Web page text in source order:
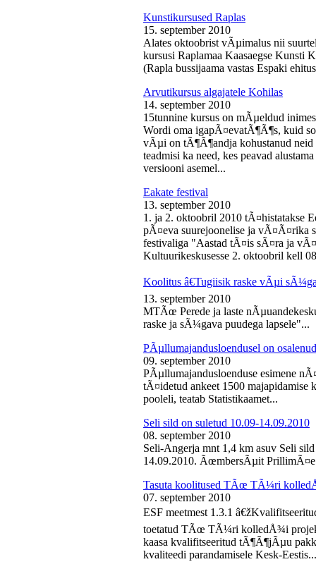
Kunstikursused Raplas
15. september 2010
Alates oktoobrist vÃµimalus nii
kursusi Raplamaa Kaasaegse Kunsti
(Rapla bussijaama vastas Espaki
Arvutikursus algajatele Kohilas
14. september 2010
15tunnine kursus on mÃµeldud
Wordi oma igapÃ¤evatÃ¶Ã¶s, kuid
vÃµi on tÃ¶Ã¶andja kohustanud neid
teadmisi ka need, kes peavad
versiooni asemel...
Eakate festival
13. september 2010
1. ja 2. oktoobril 2010 tÃ¤histatakse
pÃ¤eva suurejoonelise ja vÃ¤Ã¤rika
festivaliga "Aastad tÃ¤is sÃ¤ra ja
Kultuurikeskusesse 2. oktoobril kell
Koolitus â€Tugiisik raske vÃµi
13. september 2010
MTÃœ Perede ja laste
raske ja sÃ¼gava puudega lapsele"...
PÃµllumajandusloendusel on
09. september 2010
PÃµllumajandusloenduse esimene
tÃ¤idetud ankeet 1500 majapidamise
pooleli, teatab Statistikaamet...
Seli sild on suletud 10.09-14.09.2010
08. september 2010
Seli-Angerja mnt 1,4 km asuv Seli
14.09.2010. ÃœmbersÃµit
Tasuta koolitused TÃœ TÃ¼ri
07. september 2010
ESF meetmest 1.3.1
toetatud TÃœ TÃ¼ri kolledÅ¾i
kaasa kvalifitseeritud tÃ¶Ã¶jÃµu
kvaliteedi parandamisele Kesk-Eestis...